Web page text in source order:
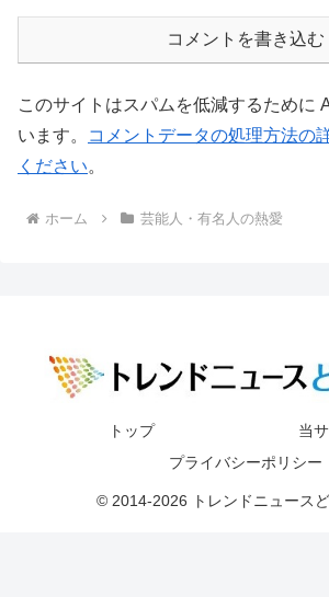
コメントを書き込む
このサイトはスパムを低減するために
います。
コメントデータの処理方法の
ください。
ホーム 芸能人・有名人の熱愛
トップ
当
プライバシーポリシー
© 2014-2026 トレンドニュース